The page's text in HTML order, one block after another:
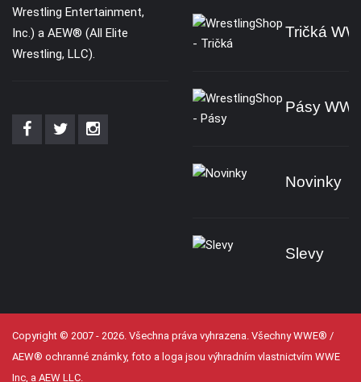
Wrestling Entertainment,
Inc.) a AEW® (All Elite
Wrestling, LLC).
Tričká
Pásy
Novinky
Slevy
Copyright © 2007 - 2026. Všechna práva vyhrazena. Všechny WWE® /
AEW® ochranné známky, foto a loga jsou výhradním vlastnictvím WWE
Inc, a AEW LLC.